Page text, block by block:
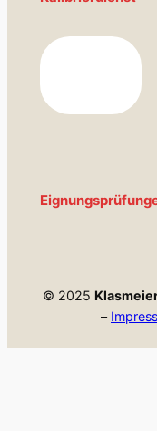
© 2025
–